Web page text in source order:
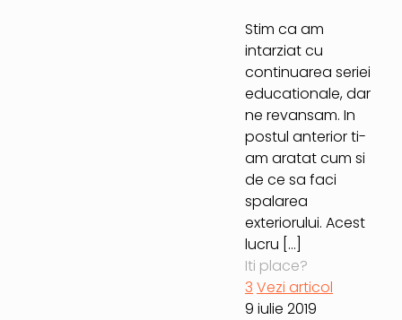
Stim ca am
intarziat cu
continuarea seriei
educationale, dar
ne revansam. In
postul anterior ti-
am aratat cum si
de ce sa faci
spalarea
exteriorului. Acest
lucru […]
Iti place?
3 Vezi articol
9 iulie 2019